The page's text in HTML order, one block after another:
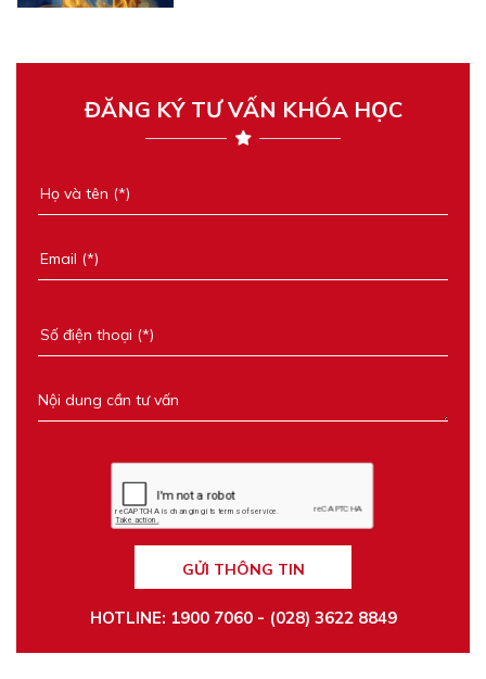
ĐĂNG KÝ TƯ VẤN KHÓA HỌC
GỬI THÔNG TIN
HOTLINE: 1900 7060 - (028) 3622 8849